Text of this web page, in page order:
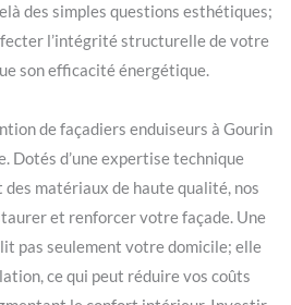
des simples questions esthétiques;
l’intégrité structurelle de votre
son efficacité énergétique.
de façadiers enduiseurs à Gourin
Dotés d’une expertise technique
matériaux de haute qualité, nos
et renforcer votre façade. Une
pas seulement votre domicile; elle
ce qui peut réduire vos coûts